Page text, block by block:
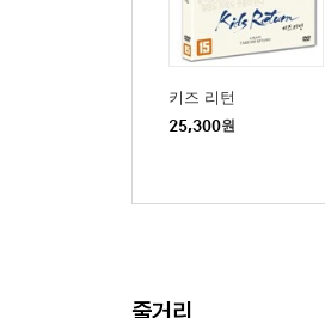
키즈 리턴
25,300원
줄거리